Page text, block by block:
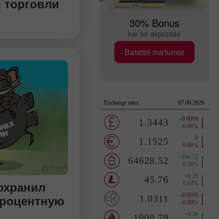
устойчивый
30% Bonus
har bir depozitda
Batafsil ma'lumot